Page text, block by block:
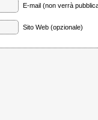
E-mail (non verrà
Sito Web (opzionale)